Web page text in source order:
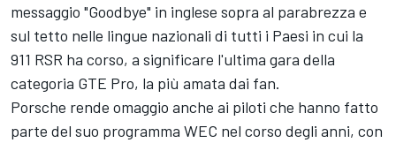
messaggio "Goodbye" in inglese sopra al parabrezza e
sul tetto nelle lingue nazionali di tutti i Paesi in cui la
911 RSR ha corso, a significare l'ultima gara della
categoria GTE Pro, la più amata dai fan.
Porsche rende omaggio anche ai piloti che hanno fatto
parte del suo programma WEC nel corso degli anni, con